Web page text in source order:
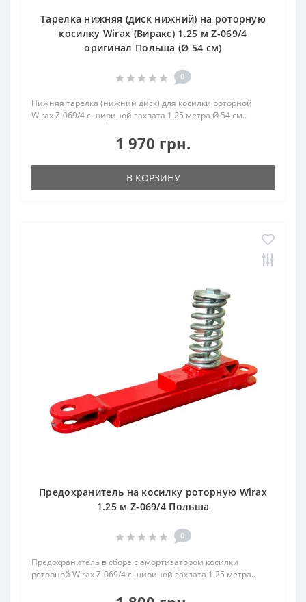
Тарелка нижняя (диск нижний) на роторную
косилку Wirax (Виракс) 1.25 м Z-069/4
оригинал Польша (Ø 54 см)
0
Нижняя тарелка (нижний диск) для косилки роторной
Wirax Z-069/4 с шириной захвата 1.25 метра Ø 54 см..
1 970 грн.
В КОРЗИНУ
Предохранитель на косилку роторную Wirax
1.25 м Z-069/4 Польша
0
Предохранитель в сборе с амортизатором косилки
роторной Wirax Z-069/4 с шириной захвата 1.25 метра..